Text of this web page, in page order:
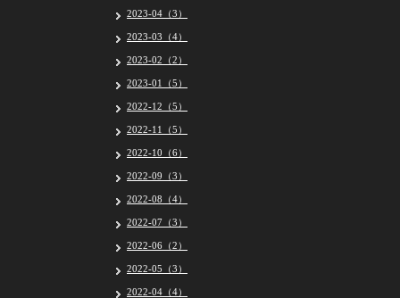
2023-04（3）
2023-03（4）
2023-02（2）
2023-01（5）
2022-12（5）
2022-11（5）
2022-10（6）
2022-09（3）
2022-08（4）
2022-07（3）
2022-06（2）
2022-05（3）
2022-04（4）